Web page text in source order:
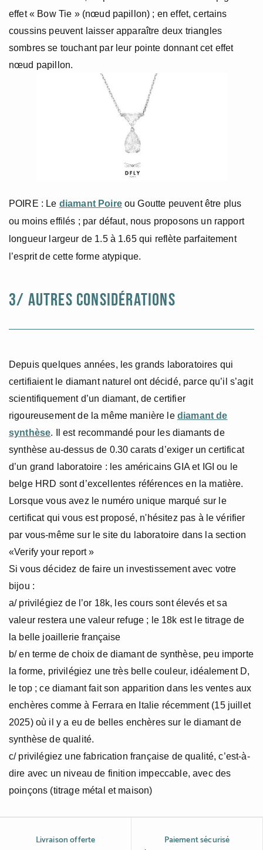
effet « Bow Tie » (nœud papillon) ; en effet, certains
coussins peuvent laisser apparaître deux triangles
sombres se touchant par leur pointe donnant cet effet
nœud papillon.
POIRE : Le diamant Poireou Goutte peuvent être plus
ou moins effilés ; par défaut, nous proposons un rapport
longueur largeur de 1.5 à 1.65 qui reflète parfaitement
l’esprit de cette forme atypique.
3/ AUTRES CONSIDÉRATIONS
Depuis quelques années, les grands laboratoires qui
certifiaient le diamant naturel ont décidé, parce qu’il s’agit
scientifiquement d’un diamant, de certifier
rigoureusement de la même manière le diamant de
synthèse. Il est recommandé pour les diamants de
synthèse au-dessus de 0.30 carats d’exiger un certificat
d’un grand laboratoire : les américains GIA et IGI ou le
belge HRD sont d’excellentes références en la matière.
Lorsque vous avez le numéro unique marqué sur le
certificat qui vous est proposé, n'hésitez pas à le vérifier
par vous-même sur le site du laboratoire dans la section
«Verify your report »
Si vous décidez de faire un investissement avec votre
bijou :
a/ privilégiez de l’or 18k, les cours sont élevés et sa
valeur restera une valeur refuge ; le 18k est le titrage de
la belle joaillerie française
b/ en terme de choix de diamant de synthèse, peu importe
la forme, privilégiez une très belle couleur, idéalement D,
le top ; ce diamant fait son apparition dans les ventes aux
enchères comme à Ferrara en Italie récemment (15 juillet
2025) où il y a eu de belles enchères sur le diamant de
synthèse de qualité.
c/ privilégiez une fabrication française de qualité, c’est-à-
dire avec un niveau de finition impeccable, avec des
poinçons (titrage métal et maison)
Livraison offerte
Paiement sécurisé